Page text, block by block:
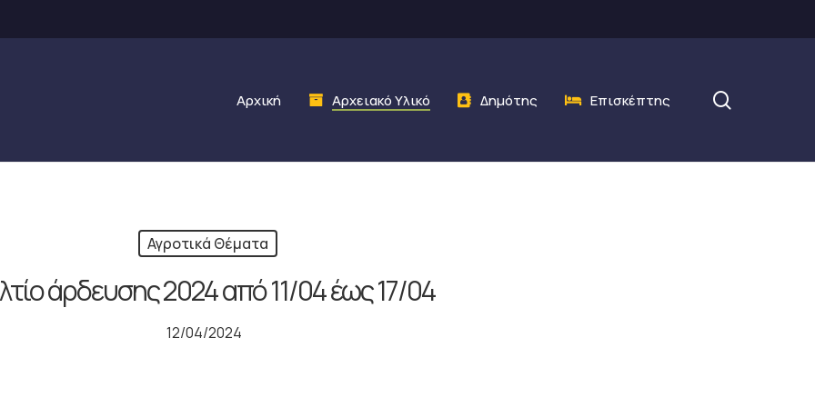
Αρχική Αρχειακό Υλικό Δημότης Επισκέπτης
Αγροτικά Θέματα
άρδευσης 2024 από 11/04 έως 17/04
12/04/2024